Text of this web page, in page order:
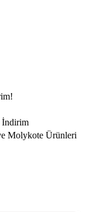
İndirim
Molykote Ürünleri